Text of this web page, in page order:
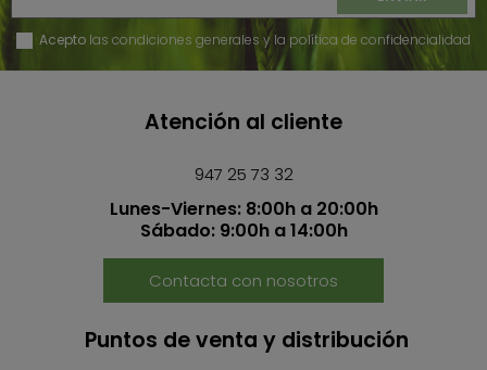
Acepto las condiciones generales y la política de confidencialidad
Atención al cliente
947 25 73 32
Lunes-Viernes: 8:00h a 20:00h
Sábado: 9:00h a 14:00h
Contacta con nosotros
Puntos de venta y distribución